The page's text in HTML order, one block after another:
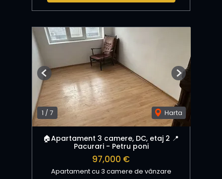
1 /7 Harta
Previous Next
🏠Apartament 3 camere, DC, etaj 2 📍
Pacurari - Petru poni
97,000 €
Apartament cu 3 camere de vânzare